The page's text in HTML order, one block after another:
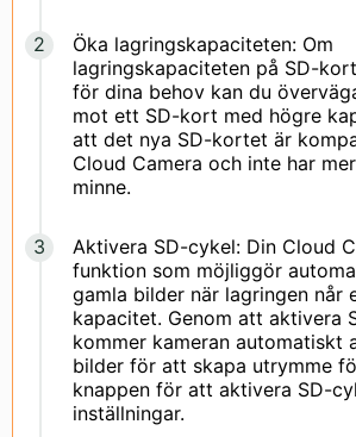
Öka lagringskapaciteten: Om
lagringskapaciteten på SD-
för dina behov kan du
mot ett SD-kort med högre
att det nya SD-kortet är
Cloud Camera och inte har
minne.
Aktivera SD-cykel: Din Cloud
funktion som möjliggör
gamla bilder när lagringen når
kapacitet. Genom att aktivera
kommer kameran automatiskt
bilder för att skapa utrymme
knappen för att aktivera SD-
inställningar.